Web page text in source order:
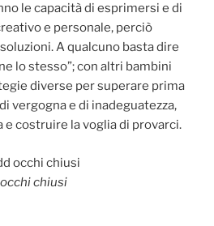
le capacità di esprimersi e di
e personale, perciò
A qualcuno basta dire
lo stesso”; con altri bambini
diverse per superare prima
vergogna e di inadeguatezza,
e costruire la voglia di provarci.
chiusi